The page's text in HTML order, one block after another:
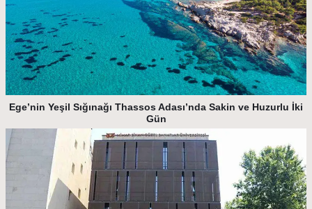
Ege’nin Yeşil Sığınağı Thassos Adası’nda Sakin ve Huzurlu İki
Gün